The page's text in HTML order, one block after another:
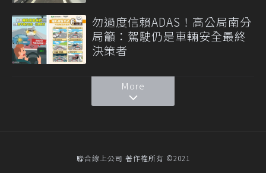
勿過度信賴ADAS！高公局南分
局籲：駕駛仍是車輛安全最終
決策者
More
聯合線上公司 著作權所有 ©2021